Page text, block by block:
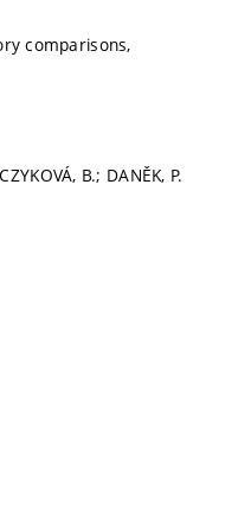
comparisons,
B.; DANĚK, P.